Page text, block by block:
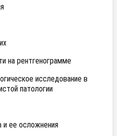
на рентгенограмме
исследование в
патологии
и ее осложнения